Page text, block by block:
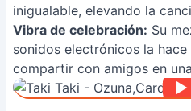
inigualable, elevando la
Vibra de celebración: Su
sonidos electrónicos la
compartir con amigos en